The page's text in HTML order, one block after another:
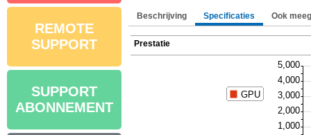
REMOTE
SUPPORT
SUPPORT
ABONNEMENT
Beschrijving Specificaties Ook
Prestatie